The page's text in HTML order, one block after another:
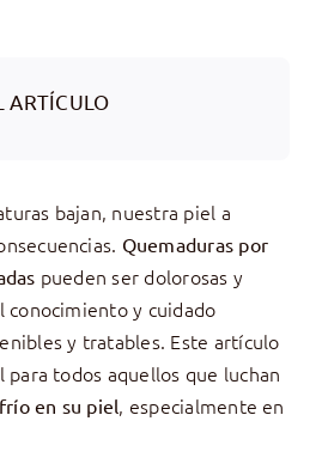
ARTÍCULO
bajan, nuestra piel a
Quemaduras por
pueden ser dolorosas y
conocimiento y cuidado
y tratables. Este artículo
para todos aquellos que luchan
en su piel, especialmente en